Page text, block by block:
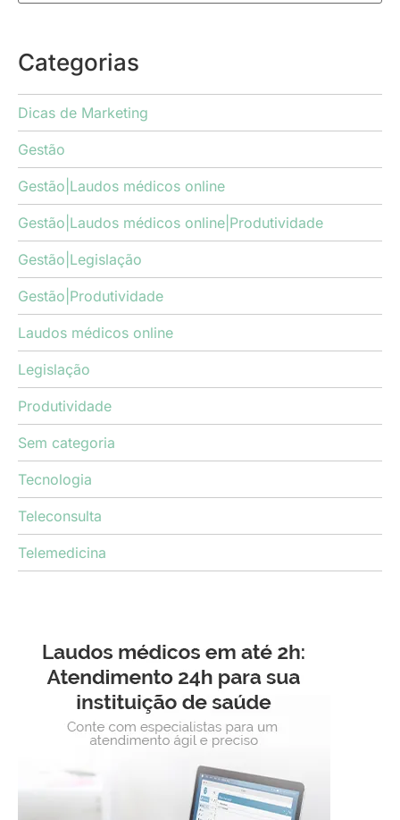
Categorias
Dicas de Marketing
Gestão
Gestão|Laudos médicos online
Gestão|Laudos médicos online|Produtividade
Gestão|Legislação
Gestão|Produtividade
Laudos médicos online
Legislação
Produtividade
Sem categoria
Tecnologia
Teleconsulta
Telemedicina